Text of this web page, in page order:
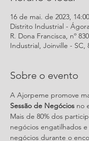
16 de mai. de 2023, 14:00
Distrito Industrial -
R. Dona Francisca, nº
Industrial, Joinville - SC,
Sobre o evento
A Ajorpeme promove
Sessão de Negócios no
Mais de 80% dos
negócios engatilhados e
negócios durante o